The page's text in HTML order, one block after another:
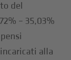
del
– 35,03%
alla